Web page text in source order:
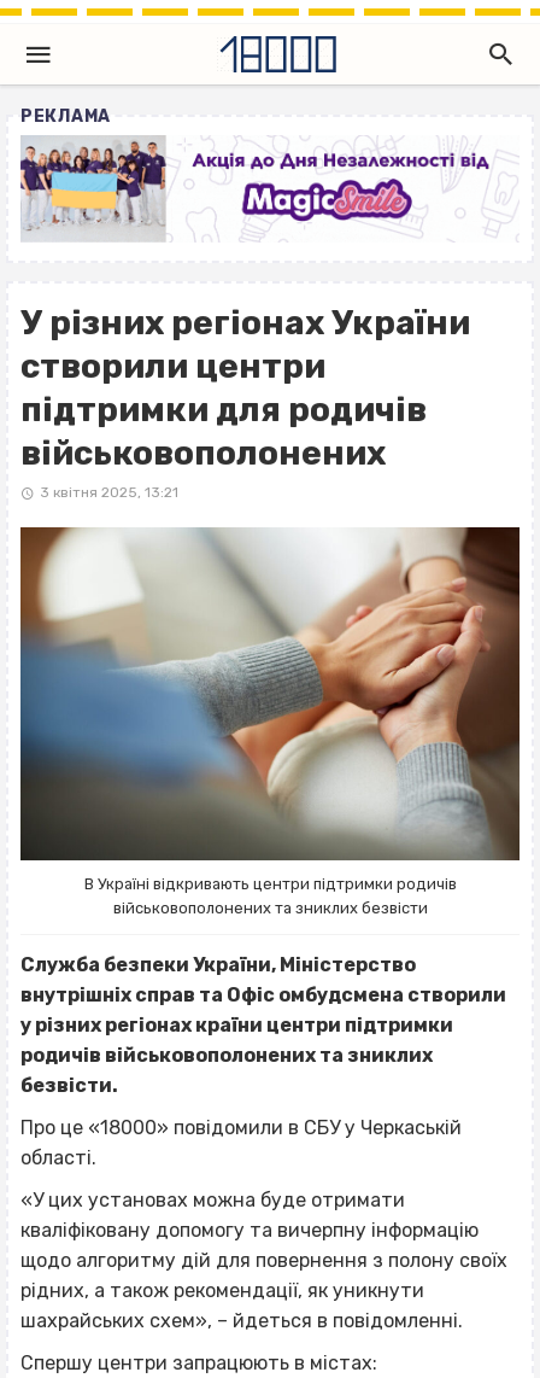
РЕКЛАМА
У різних регіонах України
створили центри
підтримки для родичів
військовополонених
3 квітня 2025, 13:21
В Україні відкривають центри підтримки родичів
військовополонених та зниклих безвісти
Служба безпеки України, Міністерство
внутрішніх справ та Офіс омбудсмена створили
у різних регіонах країни центри підтримки
родичів військовополонених та зниклих
безвісти.
Про це «18000» повідомили в СБУ у Черкаській
області.
«У цих установах можна буде отримати
кваліфіковану допомогу та вичерпну інформацію
щодо алгоритму дій для повернення з полону своїх
рідних, а також рекомендації, як уникнути
шахрайських схем», – йдеться в повідомленні.
Спершу центри запрацюють в містах: